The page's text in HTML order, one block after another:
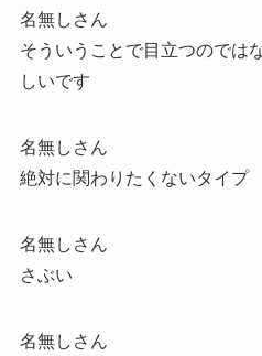
名無しさん
そういうことで目立つのでは
しいです
名無しさん
絶対に関わりたくないタイプ
名無しさん
さぶい
名無しさん